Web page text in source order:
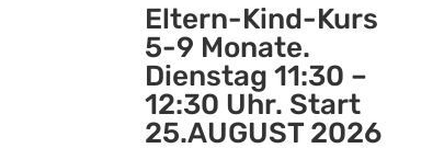
Eltern-Kind-Kurs
5-9 Monate.
Dienstag 11:30 –
12:30 Uhr. Start
25.AUGUST 2026